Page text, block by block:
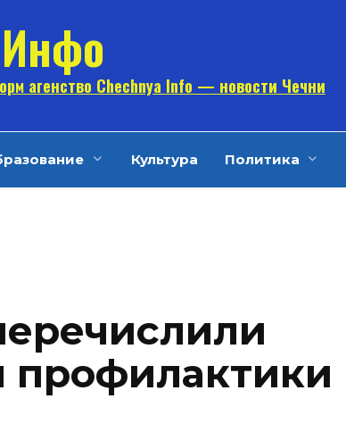
агенство Chechnya Info — новости Чечни
Культура Политика
профилактики